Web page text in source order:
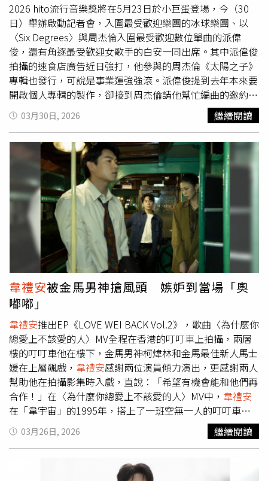
2026 hito流行音樂獎將在5月23日於小巨蛋登場，今（30
日）舉辦啟動記者會，入圍最受歡迎樂團的冰球樂團、以
〈Six Degrees〉與周杰倫入圍最受歡迎數位單曲的派偉
俊，還有角逐最受歡迎女歌手的白安一同出席。其中派偉俊
拍攝的速食店廣告近日強打，他參與的周杰倫《太陽之子》
專輯也發行，可說是事業運強強滾。派偉俊提到去年本來要
開啟個人專輯的製作，卻接到周杰倫請他幫忙編曲的邀約，
透露原本只要他寫3首，但後來周杰倫靈感大爆發變成7首，
笑說：「本來以為工作完成，在國外滑雪，結果接到電話問
『準備接招了嗎』？」在歌曲上派偉俊給了不少意見，不過
大部分都被打槍，「他習慣自己的旋律，這對藝術家來說是
很正常的事情。」派偉俊（右一）分享為周杰倫新專輯編曲
的過程。（圖／侯世駿攝）不過〈愛琴海〉這首歌派偉俊只
是給了一些小建議，沒想到周杰倫直接用在成品中，讓他相
當驚喜，「我對他（周杰倫）的了解，他是不太會用別人寫
的，他可能覺得我在這張專輯的角色能帶來色彩。」接下來
派偉俊全力衝刺自己的專輯，預告會是很大的計畫，會有各
式各樣大家沒有聽過的風格。周杰倫專輯推出後，在網路上
掀起熱烈討論，派偉俊身為此張作品的「御用編曲」，當然
也是熱議焦點，但他不太會被網路言論影響，而這也是從周
杰倫身上學到的優點，「他（周杰倫）不在乎別人怎麼看，
我也會學著不被評價輿論影響，音樂就是音樂，喜歡就會
聽。」還有不少人評價周杰倫新專輯整體旋律不像從前，但
派偉俊認為這張專輯真實反映周杰倫現在的生活，有小孩、
家庭，是非常美好的狀態。hito流行音樂獎將在5月23日在
小巨蛋登場。（圖／侯世駿攝）此次hito流行音樂獎，冰球
樂團成績亮眼，問及誰是最大的競爭對手？團員們直呼：
「沒有競爭心態，有入圍就很棒了，沒拿到沒差，遇到這種
場合就開心玩音樂，不然會對不起我們的音樂。」白安則與
蔡依林、蘇慧倫等人一同入圍最受歡迎女歌手，她也抱持佛
系心態，「Jolin影響很多代的歌手跟音樂人，慧倫也是，
希望跟她們一樣在這個行業很久。」2026 hito流行音樂獎
最受歡迎票選入圍名單【最受歡迎樂團】 icyball冰球樂團
03月30日, 2026 繼續閱讀
韋禮安被金馬男神搶風頭 嫉妒到當場「奧
嘟嘟」
韋禮安推出EP《LOVE WEI BACK Vol.2》，歌曲〈為什麼你
總愛上不該愛的人〉MV全程在香港的叮叮車上拍攝，兩層
樓的叮叮車他在樓下，金馬男神柯煒林和金馬最佳新人馬士
媛在上層飆戲， 韋禮安感謝兩位演員傾力演出，更感謝兩人
幫助他在拍攝影集時入戲，直說：「希望有機會能和他們再
合作！」在〈為什麼你總愛上不該愛的人〉MV中， 韋禮安
在「韋宇宙」的1995年，搭上了一班空無一人的叮叮車，
在這趟旅程中，不斷地問著「為什麼」。首次在叮叮車上拍
攝，他開心說：「這不是每一個人都可以有過的香港體驗，
包叮叮車！且包車很酷，這台包車的車頭就會寫『私人租
用』！」由於是私人包車，沒有其他乘客，導演給
03月26日, 2026 繼續閱讀